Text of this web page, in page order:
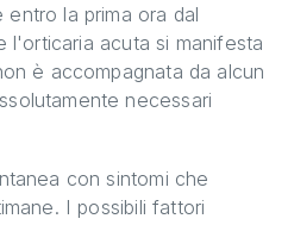
entro la prima ora dal
l'orticaria acuta si manifesta
è accompagnata da alcun
necessari
con sintomi che
I possibili fattori